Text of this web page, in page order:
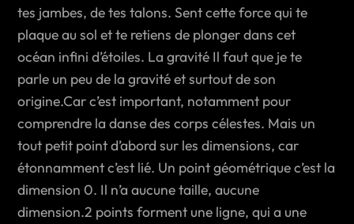
tes jambes, de tes talons. Sent cette force qui te
plaque au sol et te retiens de plonger dans cet
océan infini d’étoiles. La gravité Il faut que je te
parle un peu de la gravité et surtout de son
origine.Car c’est important, notamment pour
comprendre la danse des corps célestes. Mais un
tout petit point d’abord sur les dimensions, car
étonnamment c’est lié. Un point géométrique c’est la
dimension 0. Il n’a aucune taille, aucune
dimension.2 points forment une ligne, qui a une